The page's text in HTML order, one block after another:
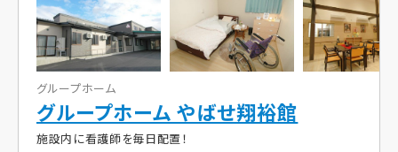
グループホーム
グループホーム やばせ翔裕館
施設内に看護師を毎日配置！